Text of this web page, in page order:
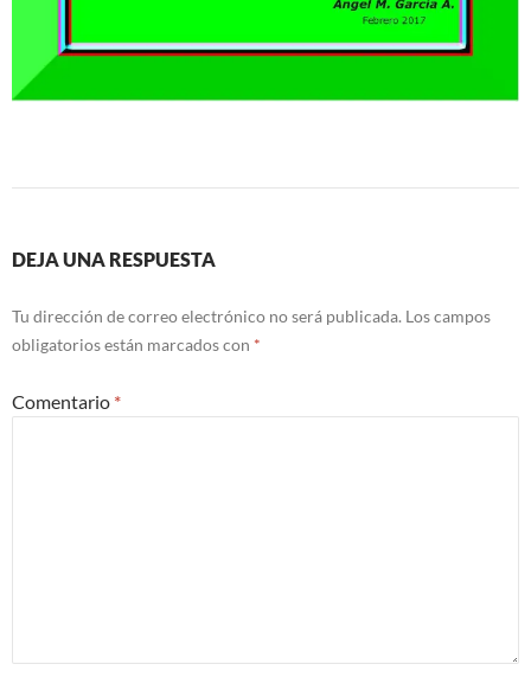
DEJA UNA RESPUESTA
Tu dirección de correo electrónico no será publicada. Los campos
obligatorios están marcados con *
Comentario *